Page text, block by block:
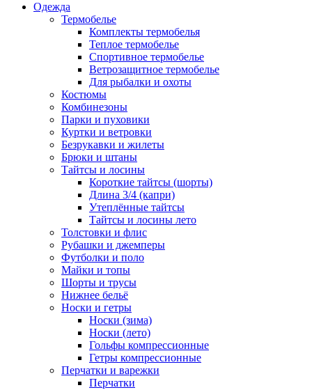
Одежда
Термобелье
Комплекты термобелья
Теплое термобелье
Спортивное термобелье
Ветрозащитное термобелье
Для рыбалки и охоты
Костюмы
Комбинезоны
Парки и пуховики
Куртки и ветровки
Безрукавки и жилеты
Брюки и штаны
Тайтсы и лосины
Короткие тайтсы (шорты)
Длина 3/4 (капри)
Утеплённые тайтсы
Тайтсы и лосины лето
Толстовки и флис
Рубашки и джемперы
Футболки и поло
Майки и топы
Шорты и трусы
Нижнее бельё
Носки и гетры
Носки (зима)
Носки (лето)
Гольфы компрессионные
Гетры компрессионные
Перчатки и варежки
Перчатки